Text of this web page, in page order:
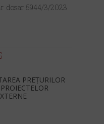
dosar 5944/3/2023
PREȚURILOR